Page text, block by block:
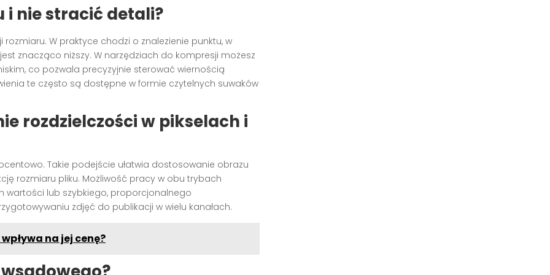
i nie stracić detali?
W praktyce chodzi o znalezienie punktu, w
znacząco niższy. W narzędziach do kompresji możesz
co pozwala precyzyjnie sterować wiernością
te często są dostępne w formie czytelnych suwaków
rozdzielczości w pikselach i
Takie podejście ułatwia dostosowanie obrazu
rozmiaru pliku. Możliwość pracy w obu trybach
wartości lub szybkiego, proporcjonalnego
zdjęć do publikacji w wielu kanałach.
na jej cenę?